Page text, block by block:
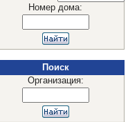
Номер дома:
Поиск
Организация: